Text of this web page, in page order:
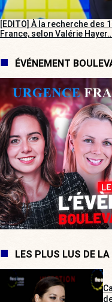
[EDITO] À la recherche des
France, selon Valérie Hayer…
ÉVÉNEMENT
LES PLUS LUS DE